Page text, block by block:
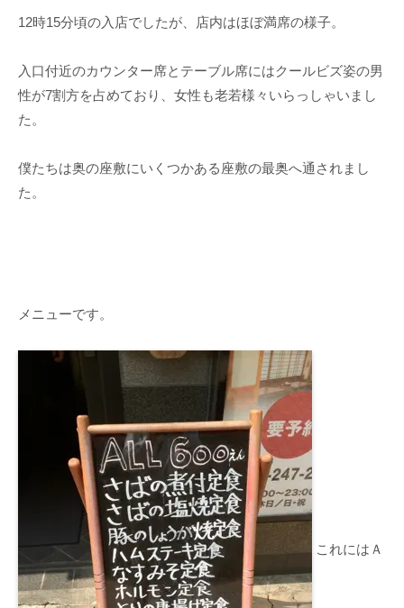
12時15分頃の入店でしたが、店内はほぼ満席の様子。
入口付近のカウンター席とテーブル席にはクールビズ姿の男
性が7割方を占めており、女性も老若様々いらっしゃいまし
た。
僕たちは奥の座敷にいくつかある座敷の最奥へ通されまし
た。
メニューです。
これにはＡ